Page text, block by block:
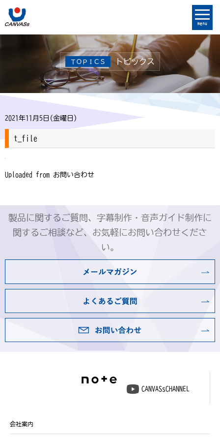
menu
ＴＯＰＩＣＳ トピックス
2021年11月5日(金曜日)
t_file
Uploaded from お問い合わせ
製品に関するご質問、字幕制作・音声ガイド制作に
関するご相談など、お気軽にお問い合わせくださ
い。
CANVASsCHANNEL
会社案内